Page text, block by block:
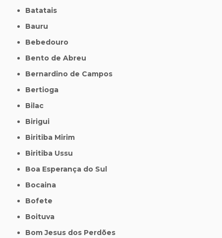
Batatais
Bauru
Bebedouro
Bento de Abreu
Bernardino de Campos
Bertioga
Bilac
Birigui
Biritiba Mirim
Biritiba Ussu
Boa Esperança do Sul
Bocaina
Bofete
Boituva
Bom Jesus dos Perdões